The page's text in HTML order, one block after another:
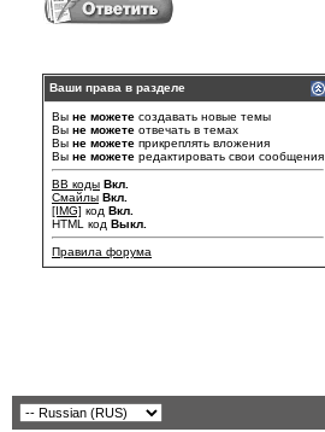
Ваши права в разделе
Вы не можете создавать новые темы
Вы не можете отвечать в темах
Вы не можете прикреплять вложения
Вы не можете редактировать свои сообщения
BB коды Вкл.
Смайлы Вкл.
[IMG] код Вкл.
HTML код Выкл.
Правила форума